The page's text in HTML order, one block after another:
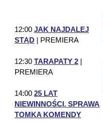
12:00 JAK NAJDALEJ
STĄD | PREMIERA
12:30 TARAPATY 2 |
PREMIERA
14:00 25 LAT
NIEWINNOŚCI. SPRAWA
TOMKA KOMENDY